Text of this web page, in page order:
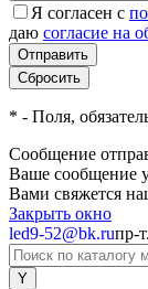
Я согласен с
даю согласие на
* - Поля,
Сообщение
Ваше сообщение
Вами свяжется
Закрыть окно
led9-52@bk.ruпр-